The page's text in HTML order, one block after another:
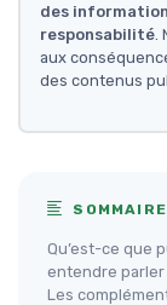
des
responsabilité
aux
des contenus
SOMMAIRE
Qu’est-ce que
entendre parler
Les